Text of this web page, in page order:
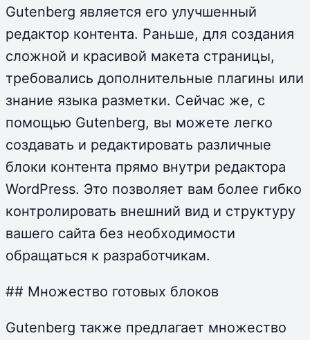
Gutenberg является его улучшенный
редактор контента. Раньше, для создания
сложной и красивой макета страницы,
требовались дополнительные плагины или
знание языка разметки. Сейчас же, с
помощью Gutenberg, вы можете легко
создавать и редактировать различные
блоки контента прямо внутри редактора
WordPress. Это позволяет вам более гибко
контролировать внешний вид и структуру
вашего сайта без необходимости
обращаться к разработчикам.
## Множество готовых блоков
Gutenberg также предлагает множество